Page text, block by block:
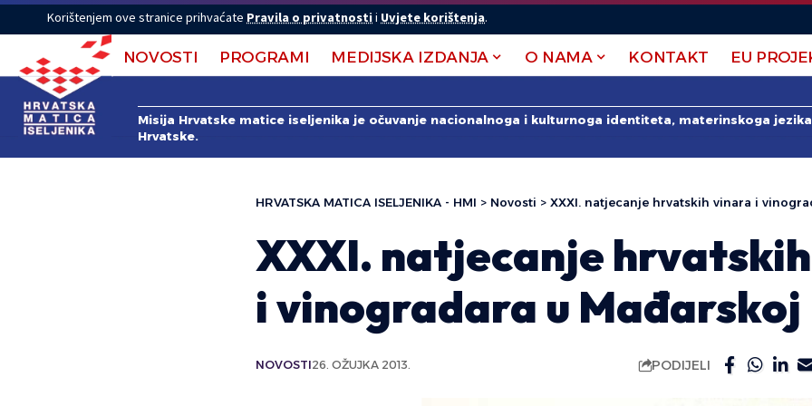
Korištenjem ove stranice prihvaćate Pravila o privatnostii Uvjete korištenja.
NOVOSTI PROGRAMI MEDIJSKA IZDANJA O NAMA KONTAKT EU
Misija Hrvatske matice iseljenika je očuvanje nacionalnoga i kulturnoga identiteta, materinskoga
Hrvatske.
HRVATSKA MATICA ISELJENIKA - HMI > Novosti > XXXI. natjecanje hrvatskih vinara i
XXXI. natjecanje
i vinogradara u Mađarskoj
NOVOSTI26. OŽUJKA 2013. PODIJELI